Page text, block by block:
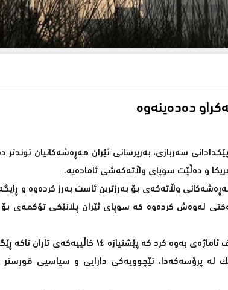
دەدەینەوە
سەربازی، بەرپرسانی ئێران هەڕەشەکانیان
و دەڵێت سوپای وڵاتەکەشی ئامادەیە.
وڵاتەکەی بۆ بەرزترین ئاست بەرز کردەوە و
لەوەش کردەوە کە سوپای ئێران پلانێکی تۆکمەی
سەبارەت بە چارەنووسی گفتوگۆ دیپلۆماسییەکان، قالیباف
پرۆسەکەدا، تێچوویەکی دارایی و سیاسیی قورستر